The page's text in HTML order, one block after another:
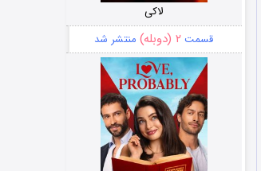
لاکی
قسمت ۲ (دوبله) منتشر شد